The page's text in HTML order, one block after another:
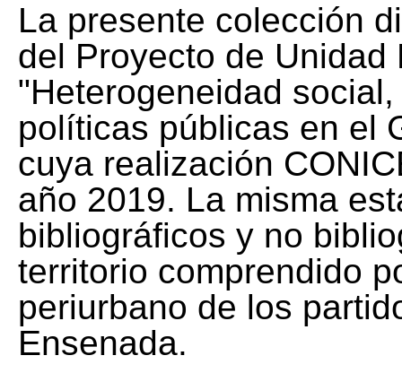
La presente colección
del Proyecto de Unidad
"Heterogeneidad
políticas públicas en el
cuya realización
año 2019. La misma
bibliográficos y no
territorio comprendido
periurbano de los
Ensenada.